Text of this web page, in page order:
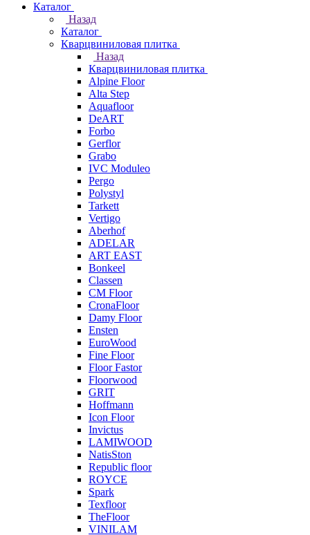
Каталог
Назад
Каталог
Кварцвиниловая плитка
Назад
Кварцвиниловая плитка
Alpine Floor
Alta Step
Aquafloor
DeART
Forbo
Gerflor
Grabo
IVC Moduleo
Pergo
Polystyl
Tarkett
Vertigo
Aberhof
ADELAR
ART EAST
Bonkeel
Classen
CM Floor
CronaFloor
Damy Floor
Ensten
EuroWood
Fine Floor
Floor Fastor
Floorwood
GRIT
Hoffmann
Icon Floor
Invictus
LAMIWOOD
NatisSton
Republic floor
ROYCE
Spark
Texfloor
TheFloor
VINILAM